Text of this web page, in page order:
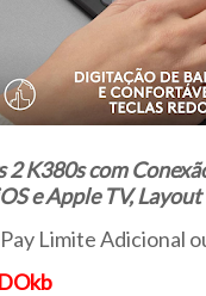
2 K380s com
e Apple TV,
Limite Adicional